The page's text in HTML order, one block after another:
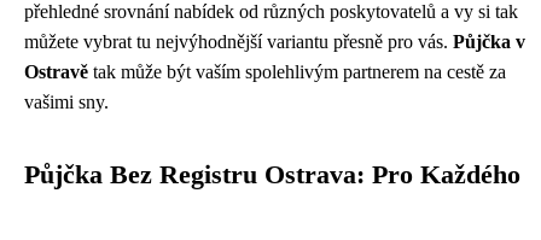
přehledné srovnání nabídek od různých poskytovatelů a vy si tak
můžete vybrat tu nejvýhodnější variantu přesně pro vás. Půjčka v
Ostravě tak může být vaším spolehlivým partnerem na cestě za
vašimi sny.
Půjčka Bez Registru Ostrava: Pro Každého